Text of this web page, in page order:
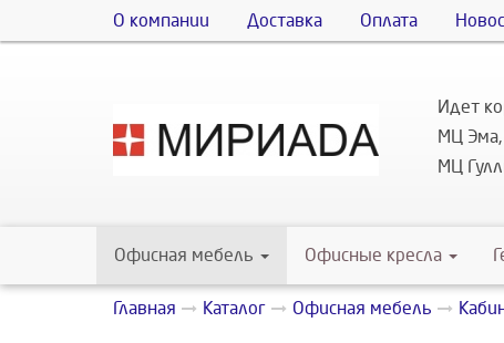
О компании Доставка Оплата
Идет
МЦ Эма,
МЦ
Офисная мебель Офисные кресла
Главная Каталог Офисная мебель